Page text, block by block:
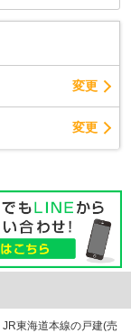
変更
変更
JR東海道本線の戸建(売